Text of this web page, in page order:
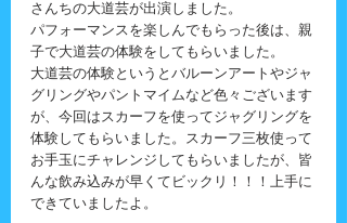
さんちの大道芸が出演しました。
パフォーマンスを楽しんでもらった後は、親
子で大道芸の体験をしてもらいました。
大道芸の体験というとバルーンアートやジャ
グリングやパントマイムなど色々ございます
が、今回はスカーフを使ってジャグリングを
体験してもらいました。スカーフ三枚使って
お手玉にチャレンジしてもらいましたが、皆
んな飲み込みが早くてビックリ！！！上手に
できていましたよ。